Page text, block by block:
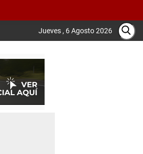
Jueves , 6 Agosto 2026